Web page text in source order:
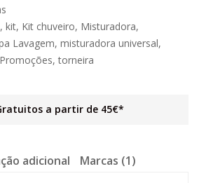
, kit, Kit chuveiro, Misturadora,
Lavagem, misturadora universal,
Promoções,torneira
a partir de 45€*
adicional Marcas (1)